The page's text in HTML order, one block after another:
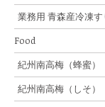
業務用 青森産冷凍す
Food
紀州南高梅（蜂蜜）
紀州南高梅（しそ）